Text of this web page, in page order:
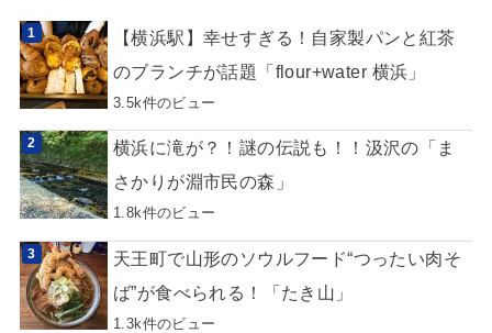
【横浜駅】幸せすぎる！自家製パンと紅茶
のブランチが話題「flour+water 横浜」
3.5k件のビュー
横浜に滝が？！謎の伝説も！！汲沢の「ま
さかりが淵市民の森」
1.8k件のビュー
天王町で山形のソウルフード“つったい肉そ
ば”が食べられる！「たき山」
1.3k件のビュー